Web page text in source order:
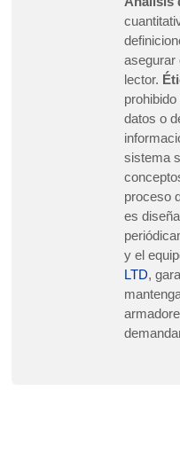
asegurar
lector.
datos o
sistema
proceso
es
y el
LTD,